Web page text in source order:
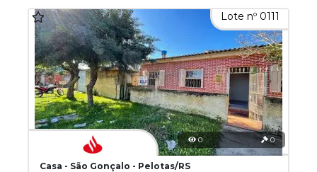
Lote nº 0111
0 0
Casa - São Gonçalo - Pelotas/RS